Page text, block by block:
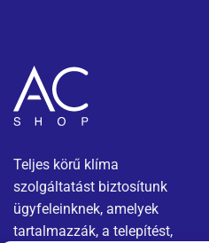
Teljes körű klíma
szolgáltatást biztosítunk
ügyfeleinknek, amelyek
tartalmazzák, a telepítést,